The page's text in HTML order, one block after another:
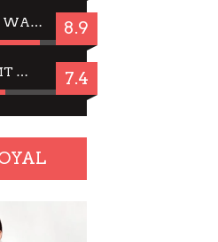
CÉSAR FÜR JIM CARREY? WARUM DAS EINER DER NERVIGSTEN ACTORS IST UND BLEIBT 8.9
JING JING: IN-THAI RÄUMT WIEDER TITEL AB – EIN ZWEI-STUNDEN-ERLEBNISBERICHT 7.4